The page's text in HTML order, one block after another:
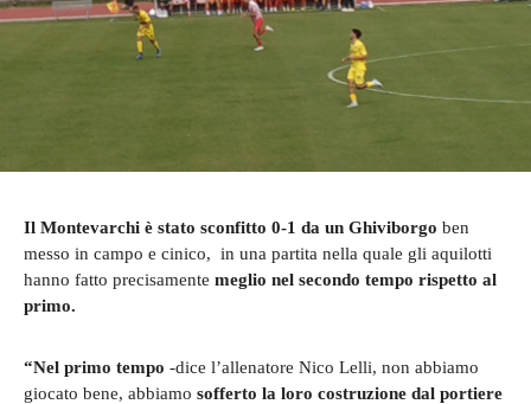
Il Montevarchi è stato sconfitto 0-1 da un Ghiviborgo ben
messo in campo e cinico, in una partita nella quale gli aquilotti
hanno fatto precisamente meglio nel secondo tempo rispetto al
primo.
“Nel primo tempo -dice l’allenatore Nico Lelli, non abbiamo
giocato bene, abbiamo sofferto la loro costruzione dal portiere